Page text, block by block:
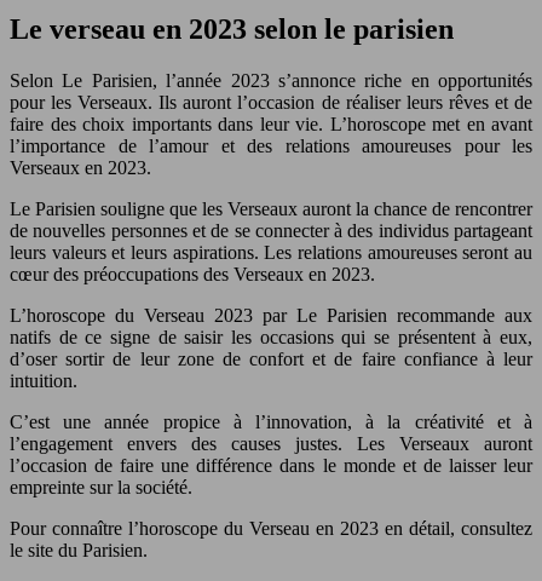
Le verseau en 2023 selon le parisien
Selon Le Parisien, l’année 2023 s’annonce riche en opportunités
pour les Verseaux. Ils auront l’occasion de réaliser leurs rêves et de
faire des choix importants dans leur vie. L’horoscope met en avant
l’importance de l’amour et des relations amoureuses pour les
Verseaux en 2023.
Le Parisien souligne que les Verseaux auront la chance de rencontrer
de nouvelles personnes et de se connecter à des individus partageant
leurs valeurs et leurs aspirations. Les relations amoureuses seront au
cœur des préoccupations des Verseaux en 2023.
L’horoscope du Verseau 2023 par Le Parisien recommande aux
natifs de ce signe de saisir les occasions qui se présentent à eux,
d’oser sortir de leur zone de confort et de faire confiance à leur
intuition.
C’est une année propice à l’innovation, à la créativité et à
l’engagement envers des causes justes. Les Verseaux auront
l’occasion de faire une différence dans le monde et de laisser leur
empreinte sur la société.
Pour connaître l’horoscope du Verseau en 2023 en détail, consultez
le site du Parisien.